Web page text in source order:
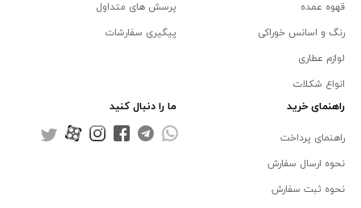
قهوه عمده
رنگ و اسانس خوراکی
لوازم عطاری
انواع شکلات
پرسش های متداول
پیگیری سفارشات
راهنمای خرید
راهنمای پرداخت
نحوه ارسال سفارش
نحوه ثبت سفارش
ما را دنبال کنید